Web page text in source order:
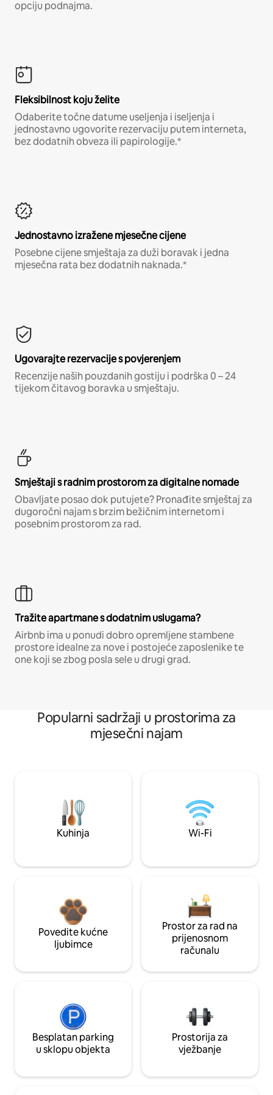
opciju podnajma.
Fleksibilnost koju želite
Odaberite točne datume useljenja i iseljenja i
jednostavno ugovorite rezervaciju putem interneta,
bez dodatnih obveza ili papirologije.*
Jednostavno izražene mjesečne cijene
Posebne cijene smještaja za duži boravak i jedna
mjesečna rata bez dodatnih naknada.*
Ugovarajte rezervacije s povjerenjem
Recenzije naših pouzdanih gostiju i podrška 0 – 24
tijekom čitavog boravka u smještaju.
Smještaji s radnim prostorom za digitalne nomade
Obavljate posao dok putujete? Pronađite smještaj za
dugoročni najam s brzim bežičnim internetom i
posebnim prostorom za rad.
Tražite apartmane s dodatnim uslugama?
Airbnb ima u ponudi dobro opremljene stambene
prostore idealne za nove i postojeće zaposlenike te
one koji se zbog posla sele u drugi grad.
Popularni sadržaji u prostorima za
mjesečni najam
Kuhinja Wi-Fi
Povedite kućne
ljubimce
Prostor za rad na
prijenosnom
računalu
Besplatan parking
u sklopu objekta
Prostorija za
vježbanje